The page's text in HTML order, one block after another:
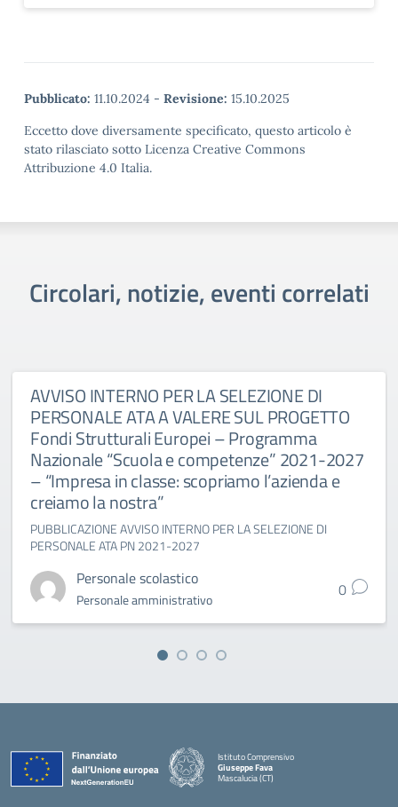
Pubblicato: 11.10.2024 - Revisione: 15.10.2025
Eccetto dove diversamente specificato, questo articolo è
stato rilasciato sotto Licenza Creative Commons
Attribuzione 4.0 Italia.
Circolari, notizie, eventi correlati
AVVISO INTERNO PER LA SELEZIONE DI
PERSONALE ATA A VALERE SUL PROGETTO
Fondi Strutturali Europei – Programma
Nazionale “Scuola e competenze” 2021-2027
– “Impresa in classe: scopriamo l’azienda e
creiamo la nostra”
PUBBLICAZIONE AVVISO INTERNO PER LA SELEZIONE DI
PERSONALE ATA PN 2021-2027
Personale scolastico
Personale amministrativo 0
Istituto Comprensivo
Giuseppe Fava
Mascalucia (CT)